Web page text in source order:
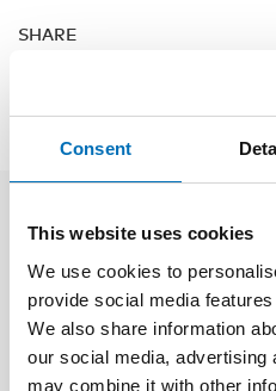
Consent
This website uses cookies
We use cookies to
provide social media
We also share information
our social media, advertising
may combine it with other
SHARE